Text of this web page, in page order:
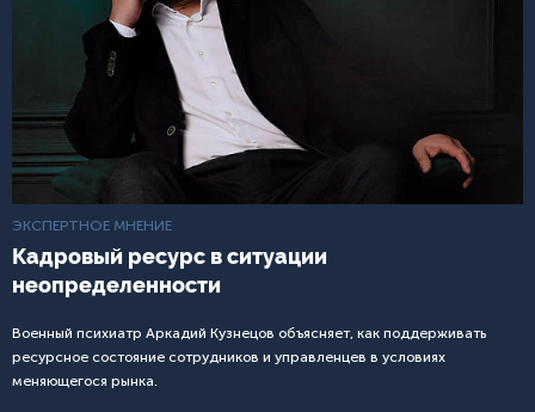
ЭКСПЕРТНОЕ МНЕНИЕ
Кадровый ресурс в ситуации
неопределенности
Военный психиатр Аркадий Кузнецов объясняет, как поддерживать
ресурсное состояние сотрудников и управленцев в условиях
меняющегося рынка.